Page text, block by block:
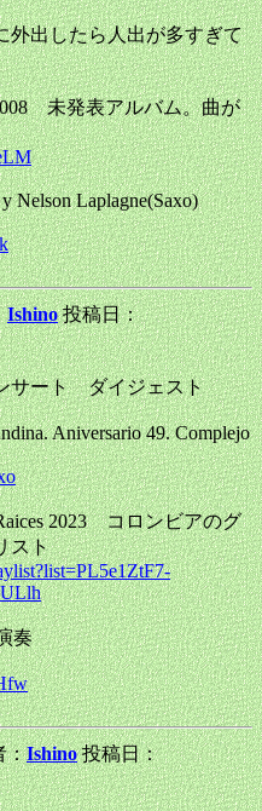
外出したら人出が多すぎて
未発表アルバム。曲が
Nelson Laplagne(Saxo)
Ishino 投稿日：
サート ダイジェスト
Aniversario 49. Complejo
2023 コロンビアのグ
スト
奏
：Ishino 投稿日：